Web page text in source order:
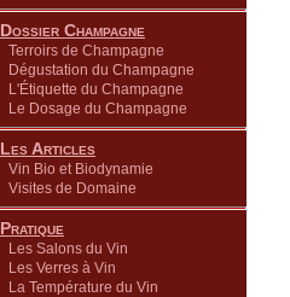
Dossier Champagne
Terroirs de Champagne
Dégustation du Champagne
L'Étiquette du Champagne
Le Dosage du Champagne
Les Articles
Vin Bio et Biodynamie
Visites de Domaine
Pratique
Les Salons du Vin
Les Verres à Vin
La Température du Vin